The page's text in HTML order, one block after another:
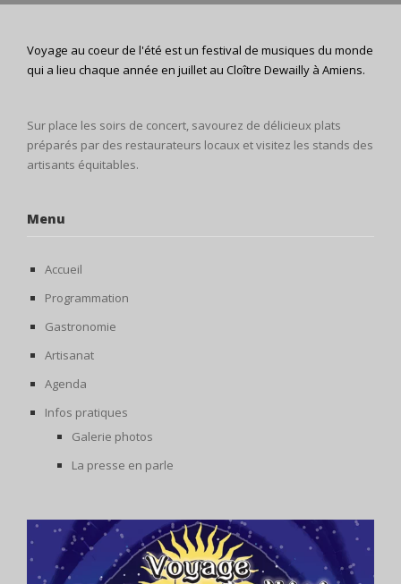
Voyage au coeur de l'été est un festival de musiques du monde
qui a lieu chaque année en juillet au Cloître Dewailly à Amiens.
Sur place les soirs de concert, savourez de délicieux plats
préparés par des restaurateurs locaux et visitez les stands des
artisants équitables.
Menu
Accueil
Programmation
Gastronomie
Artisanat
Agenda
Infos pratiques
Galerie photos
La presse en parle